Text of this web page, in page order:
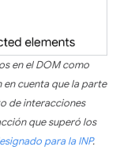
en el DOM como
cuenta que la parte
de interacciones
que superó los
para la INP.